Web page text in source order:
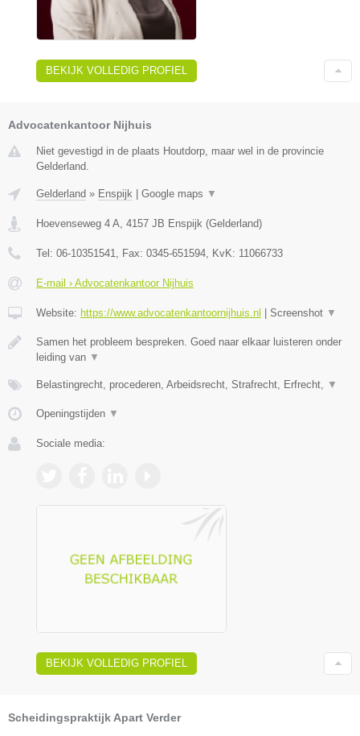
BEKIJK VOLLEDIG PROFIEL
Advocatenkantoor Nijhuis
Niet gevestigd in de plaats Houtdorp, maar wel in de provincie
Gelderland.
Gelderland » Enspijk Google maps ▼
Hoevenseweg 4 A 4157 JB Enspijk (Gelderland)
Tel: 06-10351541 , Fax: 0345-651594 , KvK: 11066733
E-mail › Advocatenkantoor Nijhuis
Website: https://www.advocatenkantoornijhuis.nl Screenshot ▼
Samen het probleem bespreken. Goed naar elkaar luisteren onder
leiding van ▼
Belastingrecht, procederen, Arbeidsrecht, Strafrecht, Erfrecht, ▼
Openingstijden ▼
Sociale media:
BEKIJK VOLLEDIG PROFIEL
Scheidingspraktijk Apart Verder